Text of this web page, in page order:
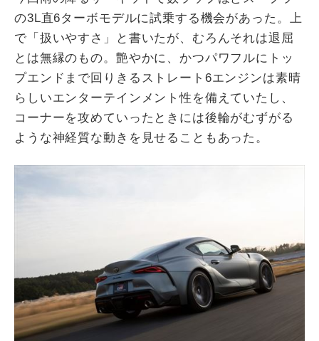
の3L直6ターボモデルに試乗する機会があった。上
で「扱いやすさ」と書いたが、むろんそれは退屈
とは無縁のもの。艶やかに、かつパワフルにトッ
プエンドまで回りきるストレート6エンジンは素晴
らしいエンターテインメント性を備えていたし、
コーナーを攻めていったときには後輪がむずがる
ような神経質な動きを見せることもあった。